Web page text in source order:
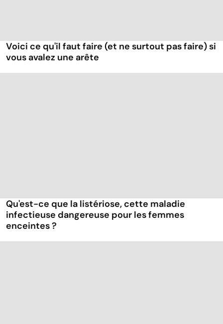
Voici ce qu'il faut faire (et ne surtout pas faire) si
vous avalez une arête
Qu'est-ce que la listériose, cette maladie
infectieuse dangereuse pour les femmes
enceintes ?